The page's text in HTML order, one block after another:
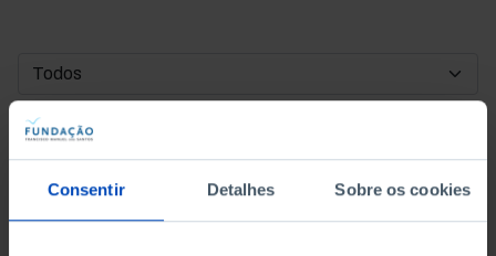
Consentir Detalhes Sobre os cookies
DATA DE INÍCIO
DATA DE FIM